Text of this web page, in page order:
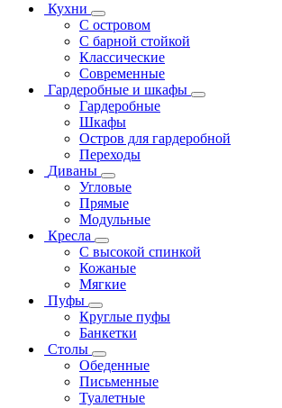
Кухни
С островом
С барной стойкой
Классические
Современные
Гардеробные и шкафы
Гардеробные
Шкафы
Остров для гардеробной
Переходы
Диваны
Угловые
Прямые
Модульные
Кресла
С высокой спинкой
Кожаные
Мягкие
Пуфы
Круглые пуфы
Банкетки
Столы
Обеденные
Письменные
Туалетные